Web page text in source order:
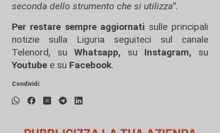
seconda dello strumento che si utilizza”.
Per restare sempre aggiornati sulle principali
notizie sulla Liguria seguiteci sul canale
Telenord, su
Whatsapp, su Instagram, su
Youtube e su Facebook.
Condividi: